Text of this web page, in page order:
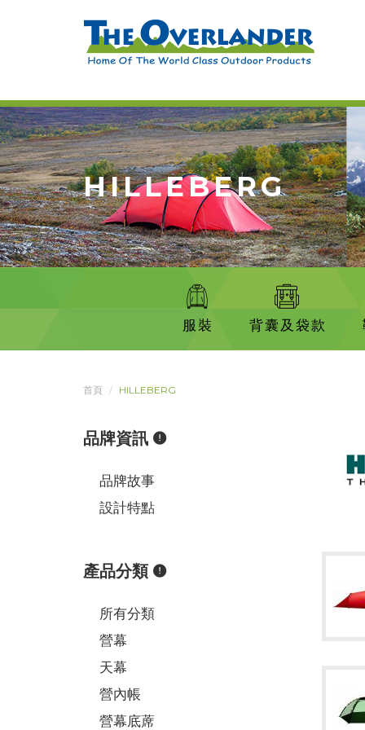
HILLEBERG
服裝 背囊及袋款
首頁 HILLEBERG
品牌資訊
品牌故事
設計特點
產品分類
所有分類
營幕
天幕
營內帳
營幕底蓆